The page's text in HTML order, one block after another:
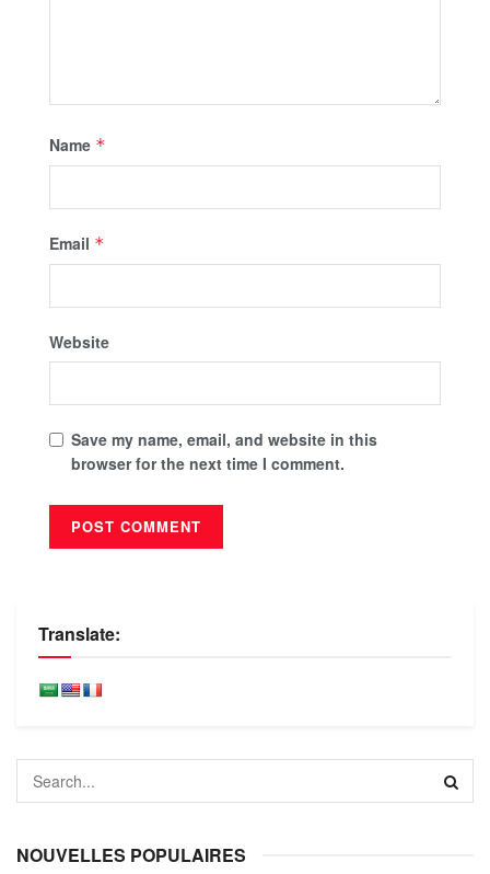
Name *
Email *
Website
Save my name, email, and website in this
browser for the next time I comment.
Translate:
NOUVELLES POPULAIRES